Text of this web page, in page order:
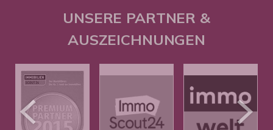
UNSERE PARTNER &
AUSZEICHNUNGEN